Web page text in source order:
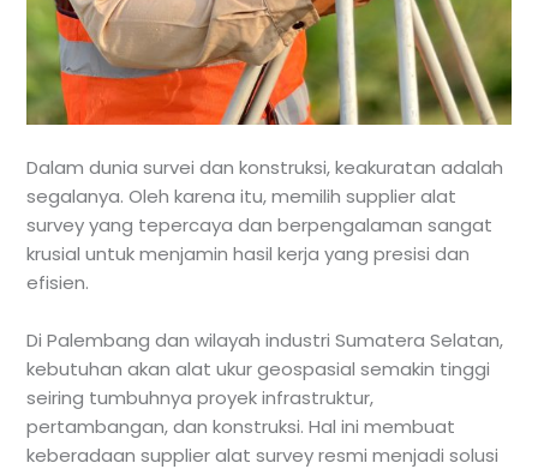
Dalam dunia survei dan konstruksi, keakuratan adalah
segalanya. Oleh karena itu, memilih supplier alat
survey yang tepercaya dan berpengalaman sangat
krusial untuk menjamin hasil kerja yang presisi dan
efisien.
Di Palembang dan wilayah industri Sumatera Selatan,
kebutuhan akan alat ukur geospasial semakin tinggi
seiring tumbuhnya proyek infrastruktur,
pertambangan, dan konstruksi. Hal ini membuat
keberadaan supplier alat survey resmi menjadi solusi